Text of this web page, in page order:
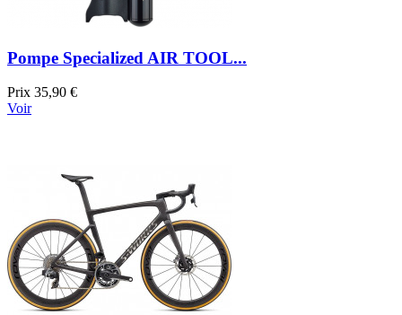
Pompe Specialized AIR TOOL...
Prix 35,90 €
Voir